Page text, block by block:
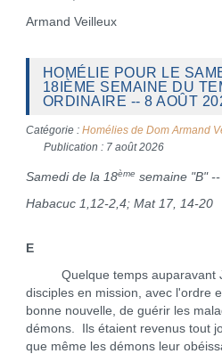
Armand Veilleux
HOMÉLIE POUR LE
18IÈME SEMAINE DU
ORDINAIRE -- 8 AOÛT
Catégorie : Homélies de Dom Armand
Publication : 7 août 2026
Samedi de la 18ème semaine "B"
Habacuc 1,12-2,4; Mat 17, 14-20
H O M
E
Quelque temps auparavant
disciples en mission, avec l'ordre
bonne nouvelle, de guérir les
démons. Ils étaient revenus tout
que même les démons leur